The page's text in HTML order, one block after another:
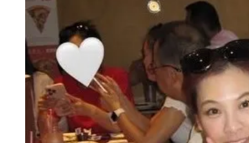
國家隊戰績！投資報酬率飆81％ 台積電一檔
賴清德「總統級嘲諷」嗆爆盧秀燕！8年總帳
70歲姜厚任攜小2輪女友現身！交往原因超Man
駐英台北代表處徵助理 薪資99K！工作內容
白海豚明恐海警！全台大雨3天「這區下到紫爆
疑「破百間日租套房」遭罰25萬 業者說話了